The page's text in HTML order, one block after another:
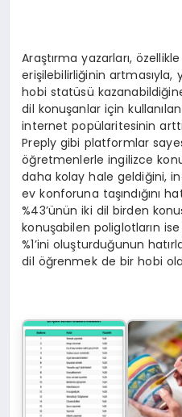
Araştırma yazarları,
erişilebilirliğinin artmasıyla,
hobi statüsü
dil konuşanlar için
internet popülaritesinin
Preply gibi platformlar
öğretmenlerle ingilizce
daha kolay hale geldiğini,
ev konforuna taşındığını
%43’ünün iki dil birden
konuşabilen poliglotların
%1’ini oluşturduğunun
dil öğrenmek de bir hobi